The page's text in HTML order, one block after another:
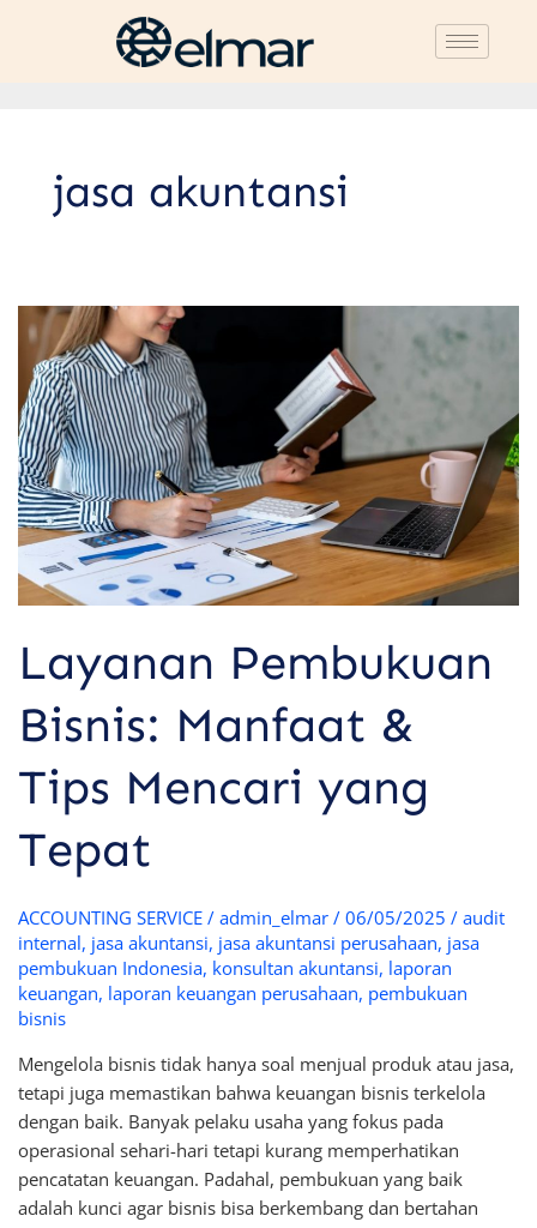
jasa akuntansi
Layanan Pembukuan
Bisnis: Manfaat &
Tips Mencari yang
Tepat
ACCOUNTING SERVICE/ admin_elmar / 06/05/2025 / audit
internal, jasa akuntansi, jasa akuntansi perusahaan, jasa
pembukuan Indonesia, konsultan akuntansi, laporan
keuangan, laporan keuangan perusahaan, pembukuan
bisnis
Mengelola bisnis tidak hanya soal menjual produk atau jasa,
tetapi juga memastikan bahwa keuangan bisnis terkelola
dengan baik. Banyak pelaku usaha yang fokus pada
operasional sehari-hari tetapi kurang memperhatikan
pencatatan keuangan. Padahal, pembukuan yang baik
adalah kunci agar bisnis bisa berkembang dan bertahan
Layanan
Pembukuan
Bisnis:
Manfaat
&
Tips
Mencari
yang
Tepat